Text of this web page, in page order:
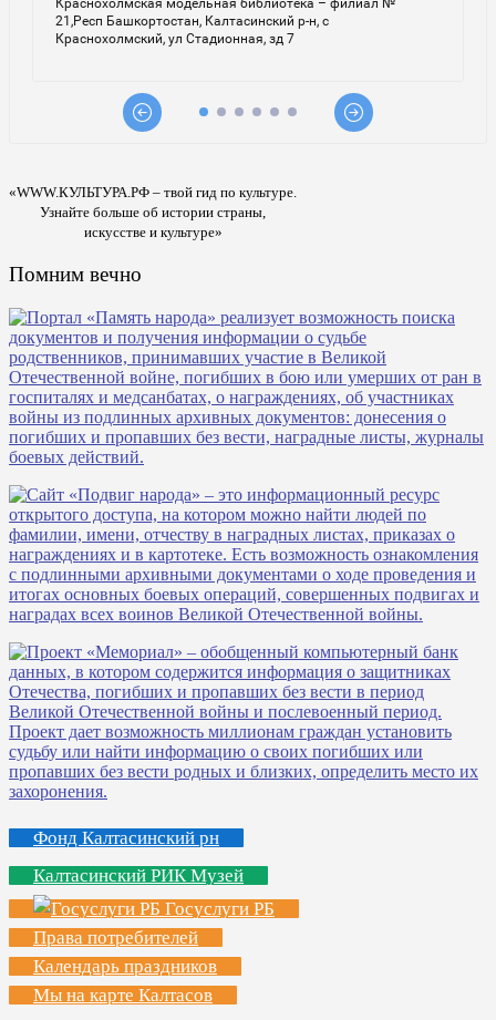
«WWW.КУЛЬТУРА.РФ – твой гид по культуре.
Узнайте больше об истории страны,
искусстве и культуре»
Помним вечно
Фонд Калтасинский рн
Калтасинский РИК Музей
Госуслуги РБ
Права потребителей
Календарь праздников
Мы на карте Калтасов